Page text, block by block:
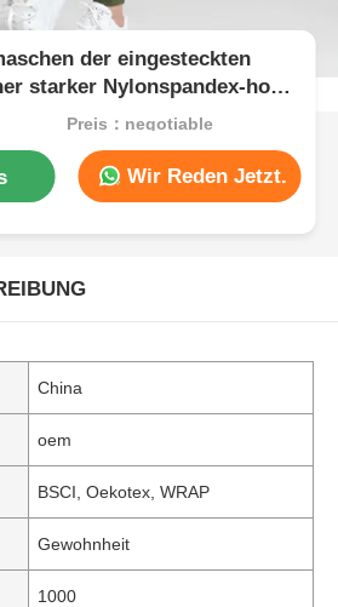
der eingesteckten
starker Nylonspandex-hohe
Preis：negotiable
Wir Reden Jetzt.
China
oem
BSCI, Oekotex, WRAP
Gewohnheit
1000